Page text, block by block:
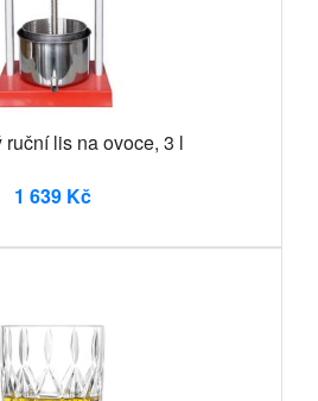
ruční lis na ovoce, 3 l
1 639 Kč